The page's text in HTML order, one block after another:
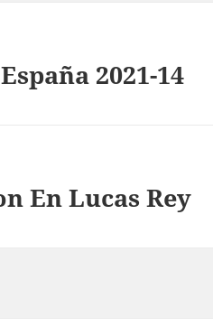
2021-14
En Lucas Rey